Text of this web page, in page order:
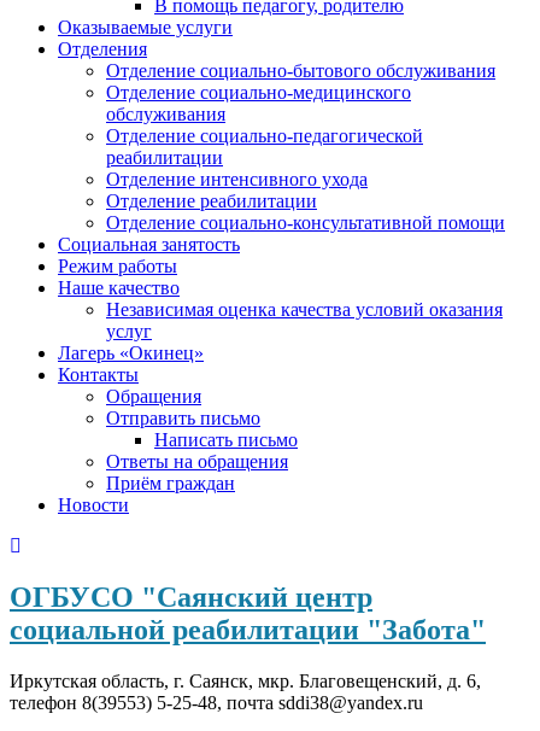
В помощь педагогу, родителю
Оказываемые услуги
Отделения
Отделение социально-бытового обслуживания
Отделение социально-медицинского
обслуживания
Отделение социально-педагогической
реабилитации
Отделение интенсивного ухода
Отделение реабилитации
Отделение социально-консультативной помощи
Социальная занятость
Режим работы
Наше качество
Независимая оценка качества условий оказания
услуг
Лагерь «Окинец»
Контакты
Обращения
Отправить письмо
Написать письмо
Ответы на обращения
Приём граждан
Новости
ОГБУСО "Саянский центр
социальной реабилитации "Забота"
Иркутская область, г. Саянск, мкр. Благовещенский, д. 6,
телефон 8(39553) 5-25-48, почта sddi38@yandex.ru